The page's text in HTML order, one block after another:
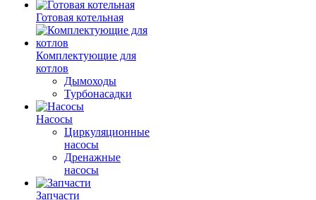
Готовая котельная
Комплектующие для
котлов
Дымоходы
Турбонасадки
Насосы
Циркуляционные
насосы
Дренажные
насосы
Запчасти